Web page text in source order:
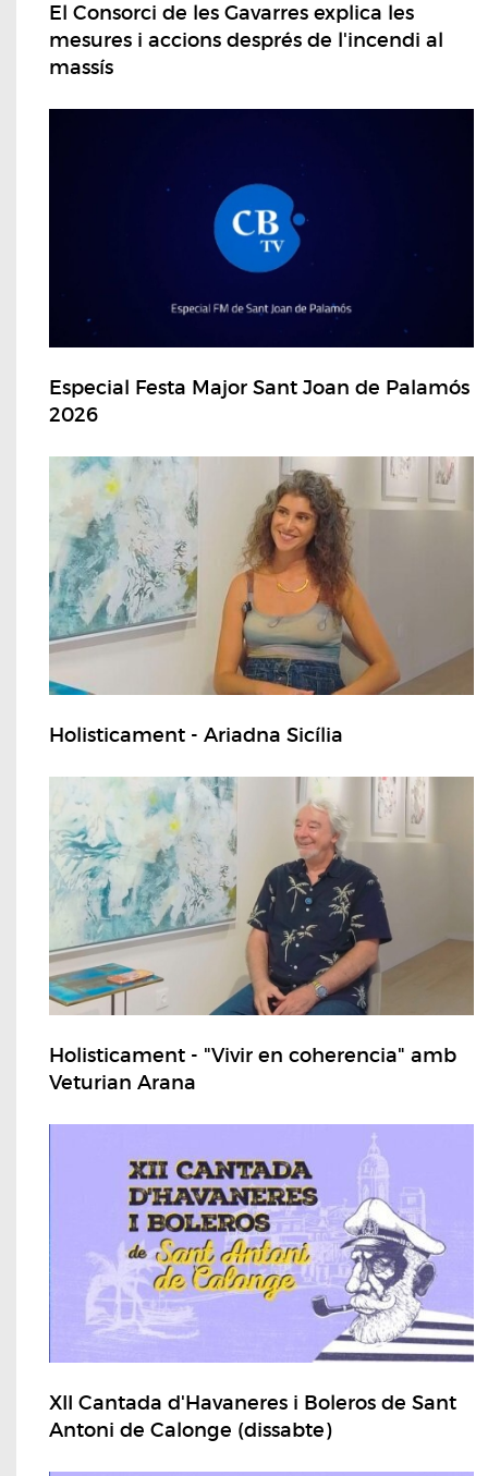
El Consorci de les Gavarres explica les
mesures i accions després de l'incendi al
massís
Especial Festa Major Sant Joan de Palamós
2026
Holisticament - Ariadna Sicília
Holisticament - "Vivir en coherencia" amb
Veturian Arana
XII Cantada d'Havaneres i Boleros de Sant
Antoni de Calonge (dissabte)